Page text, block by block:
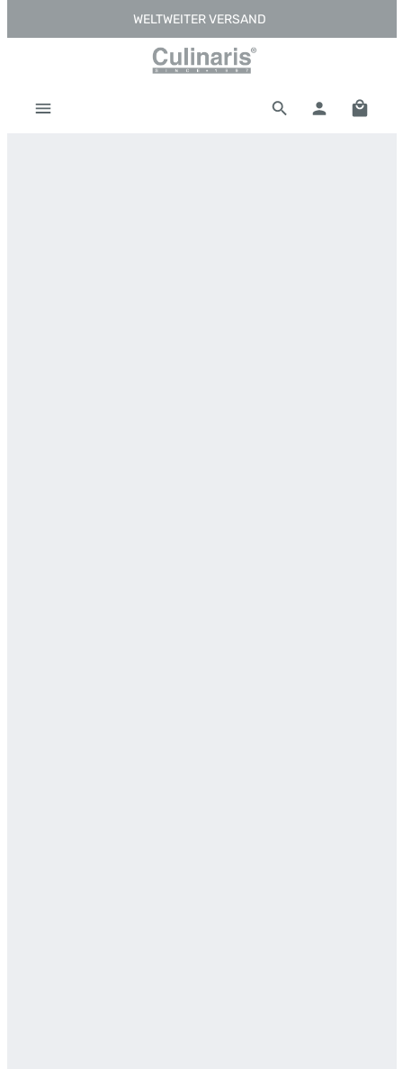
Zum Hauptinhalt springenWELTWEITER VERSAND